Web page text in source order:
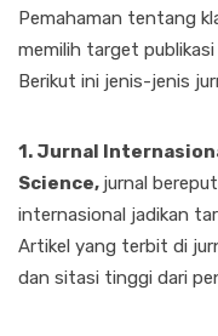
Pemahaman tentang
memilih target
Berikut ini jenis-jenis
1. Jurnal
Science, jurnal
internasional jadikan
Artikel yang terbit di
dan sitasi tinggi dari